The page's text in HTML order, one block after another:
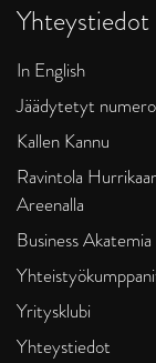
Yhteystiedot
In English
Jäädytetyt
Kallen Kannu
Ravintola
Areenalla
Business Akatemia
Yritysklubi
Yhteystiedot